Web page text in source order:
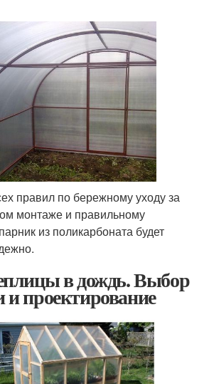
правил по бережному уходу за
монтаже и правильному
из поликарбоната будет
в дождь. Выбор
проектирование